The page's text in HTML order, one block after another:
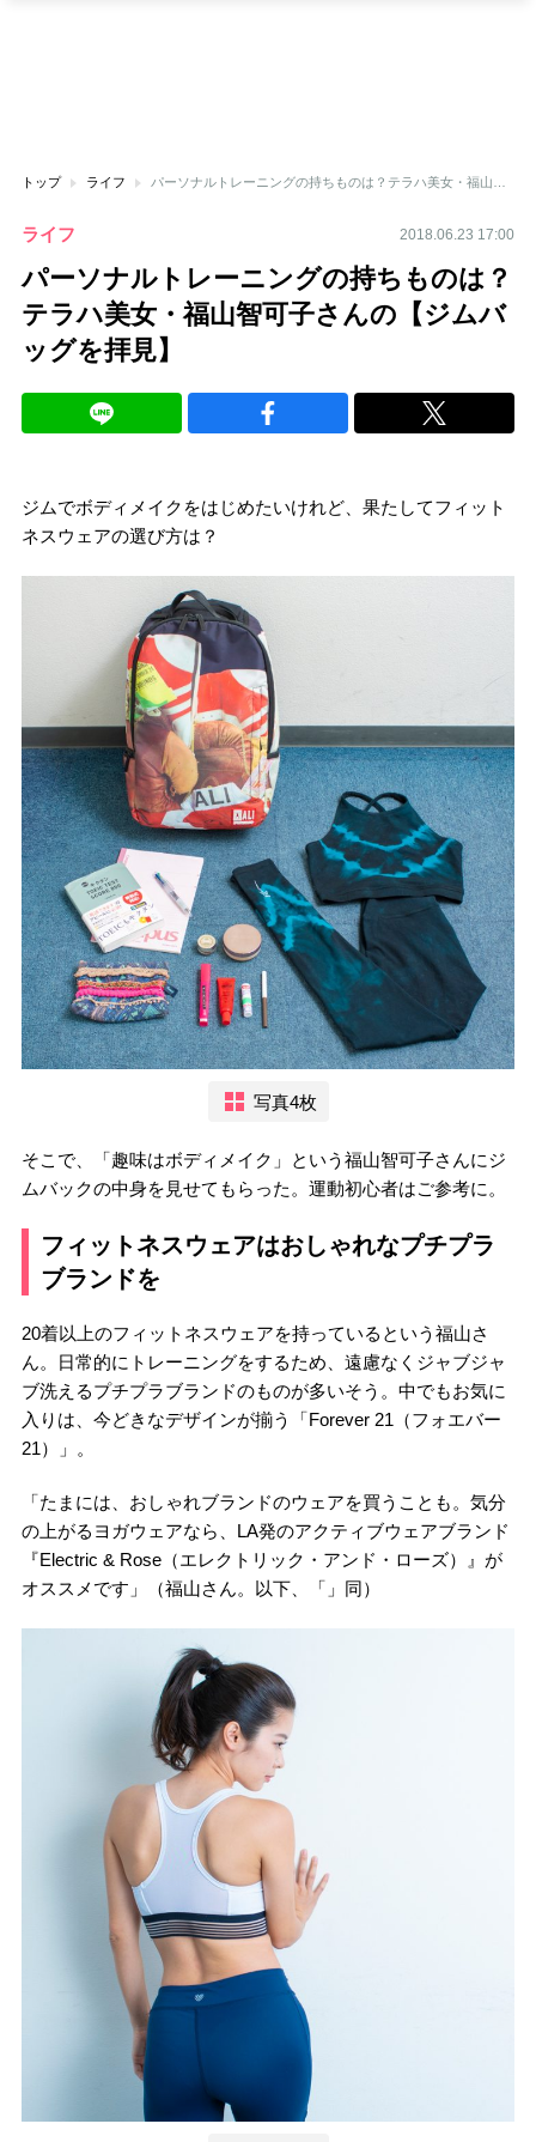
トップ ライフ
ライフ 2018.06.23 17:00
パーソナルトレーニングの持ちものは？
テラハ美女・福山智可子さんの【ジムバ
ッグを拝見】
ジムでボディメイクをはじめたいけれど、果たしてフィット
ネスウェアの選び方は？
写真4枚
そこで、「趣味はボディメイク」という福山智可子さんにジ
ムバックの中身を見せてもらった。運動初心者はご参考に。
フィットネスウェアはおしゃれなプチプラ
ブランドを
20着以上のフィットネスウェアを持っているという福山さ
ん。日常的にトレーニングをするため、遠慮なくジャブジャ
ブ洗えるプチプラブランドのものが多いそう。中でもお気に
入りは、今どきなデザインが揃う「Forever 21（フォエバー
21）」。
「たまには、おしゃれブランドのウェアを買うことも。気分
の上がるヨガウェアなら、LA発のアクティブウェアブランド
『Electric & Rose（エレクトリック・アンド・ローズ）』が
オススメです」（福山さん。以下、「」同）